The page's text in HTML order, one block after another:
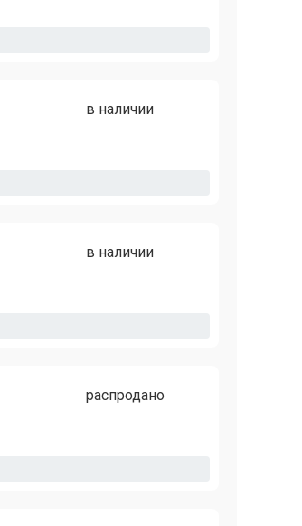
в наличии
в наличии
распродано